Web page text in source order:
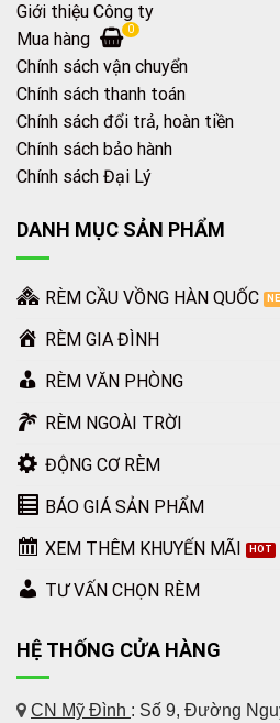
Giới thiệu Công ty
Mua hàng
0
Chính sách vận chuyển
Chính sách thanh toán
Chính sách đổi trả, hoàn tiền
Chính sách bảo hành
Chính sách Đại Lý
DANH MỤC SẢN PHẨM
RÈM CẦU VỒNG HÀN QUỐC
RÈM GIA ĐÌNH
RÈM VĂN PHÒNG
RÈM NGOÀI TRỜI
ĐỘNG CƠ RÈM
BÁO GIÁ SẢN PHẨM
XEM THÊM KHUYẾN MÃI
TƯ VẤN CHỌN RÈM
HỆ THỐNG CỬA HÀNG
CN Mỹ Đình : Số 9, Đường